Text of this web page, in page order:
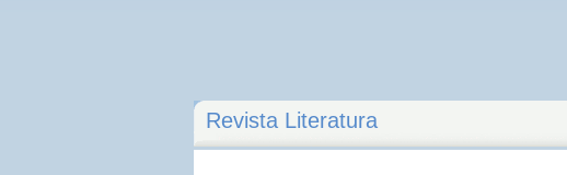
Revista Literatura